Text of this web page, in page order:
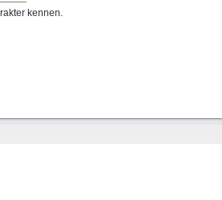
kennen.